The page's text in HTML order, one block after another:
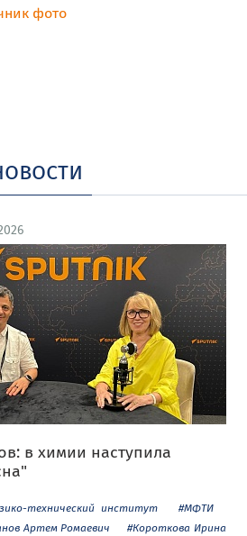
фото
в химии наступила
технический институт
#МФТИ
Артем Ромаевич
#Короткова Ирина